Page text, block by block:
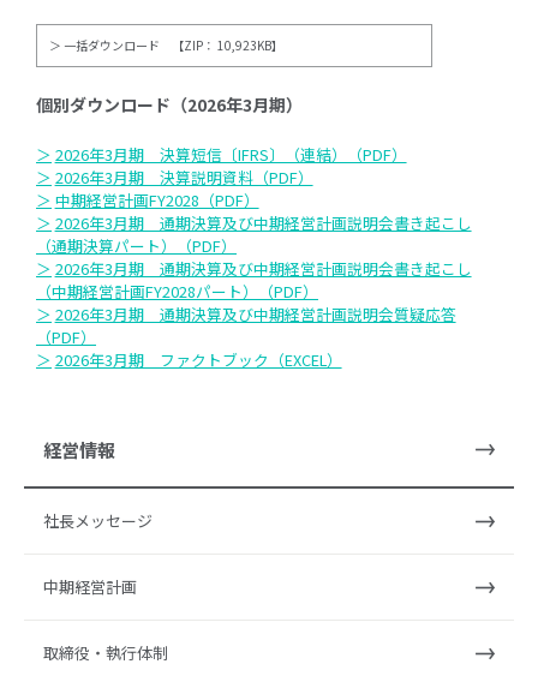
一括ダウンロード 【ZIP： 10,923KB】
個別ダウンロード（2026年3月期）
2026年3月期 決算短信〔IFRS〕（連結）（PDF）
2026年3月期 決算説明資料（PDF）
中期経営計画FY2028（PDF）
2026年3月期 通期決算及び中期経営計画説明会書き起こし
（通期決算パート）（PDF）
2026年3月期 通期決算及び中期経営計画説明会書き起こし
（中期経営計画FY2028パート）（PDF）
2026年3月期 通期決算及び中期経営計画説明会質疑応答
（PDF）
2026年3月期 ファクトブック（EXCEL）
経営情報
社長メッセージ
中期経営計画
取締役・執行体制